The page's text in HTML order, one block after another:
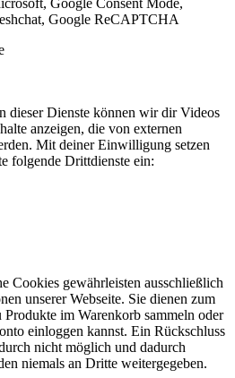
Google Consent Mode,
Google ReCAPTCHA
dieser Dienste können wir dir Videos
anzeigen, die von externen
Mit deiner Einwilligung setzen
folgende Drittdienste ein:
Cookies gewährleisten ausschließlich
unserer Webseite. Sie dienen zum
Produkte im Warenkorb sammeln oder
einloggen kannst. Ein Rückschluss
nicht möglich und dadurch
niemals an Dritte weitergegeben.